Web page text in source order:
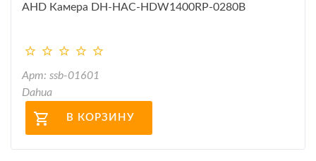
AHD Камера DH-HAC-HDW1400RP-0280B
Арт: ssb-01601
Dahua
В КОРЗИНУ